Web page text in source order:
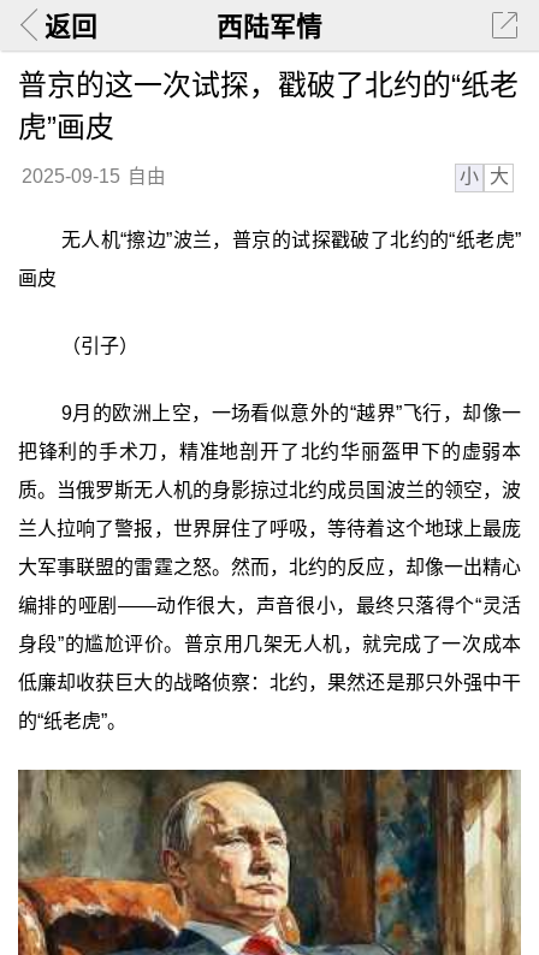
返回 西陆军情
普京的这一次试探，戳破了北约的“纸老
虎”画皮
2025-09-15 自由 小 大
无人机“擦边”波兰，普京的试探戳破了北约的“纸老虎”
画皮
（引子）
9月的欧洲上空，一场看似意外的“越界”飞行，却像一
把锋利的手术刀，精准地剖开了北约华丽盔甲下的虚弱本
质。当俄罗斯无人机的身影掠过北约成员国波兰的领空，波
兰人拉响了警报，世界屏住了呼吸，等待着这个地球上最庞
大军事联盟的雷霆之怒。然而，北约的反应，却像一出精心
编排的哑剧——动作很大，声音很小，最终只落得个“灵活
身段”的尴尬评价。普京用几架无人机，就完成了一次成本
低廉却收获巨大的战略侦察：北约，果然还是那只外强中干
的“纸老虎”。